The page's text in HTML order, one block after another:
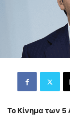
Το Κίνημα των 5